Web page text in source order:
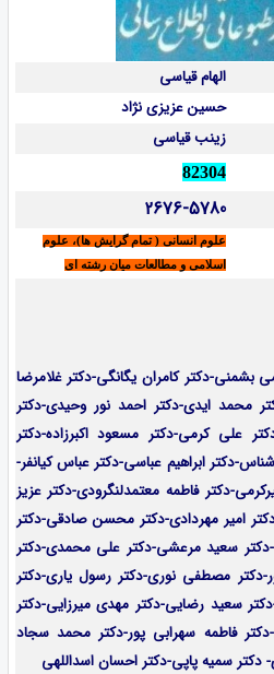
الهام قیاسی
حسین عزیزی نژاد
زینب قیاسی
82304
2676-5780
علوم انسانی ( تمام گرایش ها)، علوم
اسلامی و مطالعات میان رشته ای
بشمنی-دکتر کامران یگانگی-دکتر غلامرضا
محمد ایدی-دکتر احمد نور وحیدی-دکتر
علی کرمی-دکتر مسعود اکبرزاده-دکتر
دکتر ابراهیم عباسی-دکتر عباس کیانفر-
دکتر فاطمه معتمدلنگرودی-دکتر عزیز
امیر مهردادی-دکتر محسن صادقی-دکتر
دکتر سعید مرعشی-دکتر علی محمدی-دکتر
دکتر مصطفی نوری-دکتر رسول یاری-دکتر
سعید رضایی-دکتر مهدی میرزایی-دکتر
فاطمه سهرابی پور-دکتر محمد سجاد
دکتر سمیه پاپی-دکتر احسان اسداللهی